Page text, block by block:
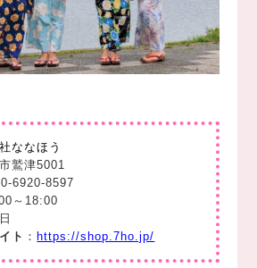
ななほう
鷲津5001
6920-8597
～18:00
ト ：https://shop.7ho.jp/